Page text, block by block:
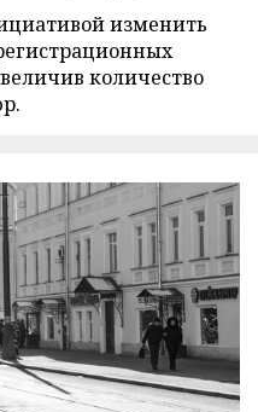
изменить
количество